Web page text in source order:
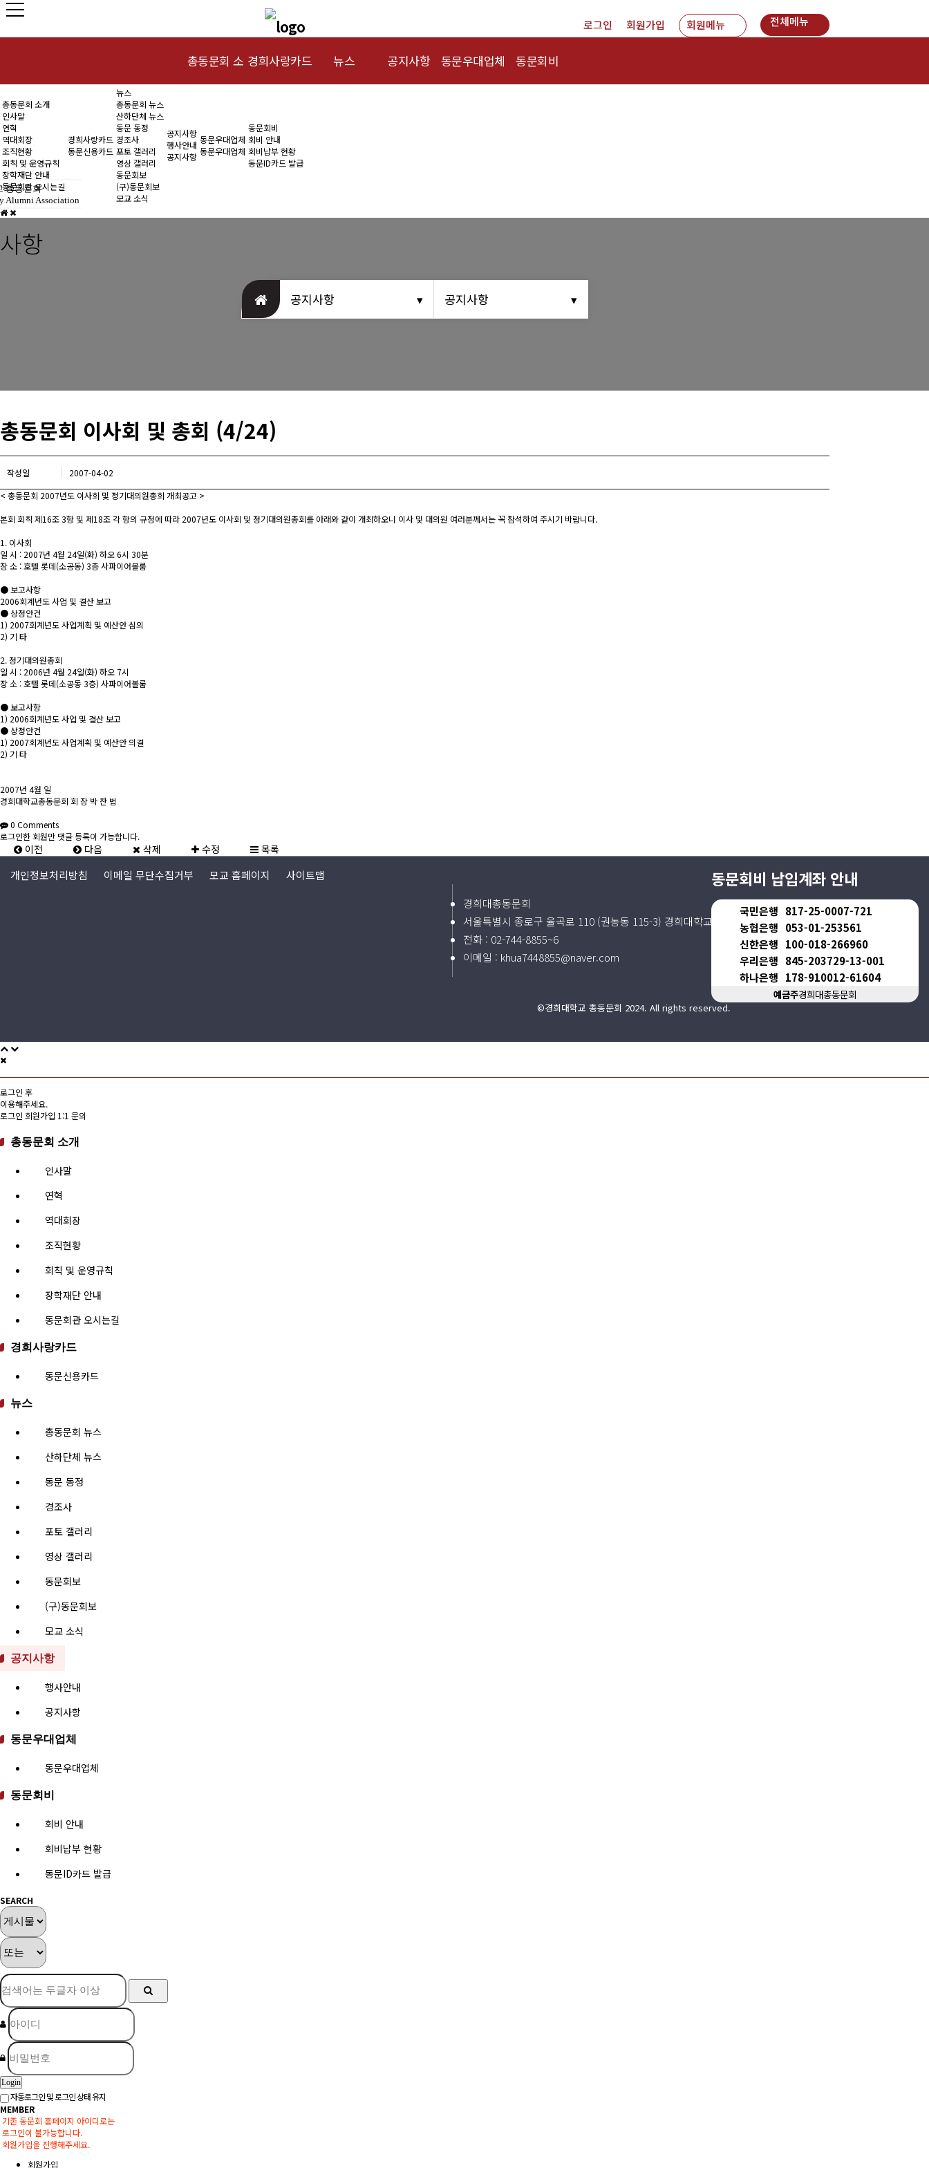
로그인 회원가입 회원메뉴 전체메뉴
총동문회 소
연혁
역대회장
회칙 및 운영규
경희사랑카드 뉴스
포토 갤러리
(구)동문회보
공지사항 동문우대업체 동문회비
총동문회 소개
인사말
연혁
역대회장
조직현황
회칙 및 운영규칙
장학재단 안내
동문회관 오시는길
경희사랑카드
동문신용카드
뉴스
총동문회 뉴스
산하단체 뉴스
동문 동정
경조사
포토 갤러리
영상 갤러리
동문회보
(구)동문회보
모교 소식
공지사항
행사안내
공지사항
동문우대업체
동문우대업체
동문회비
회비 안내
회비납부 현황
동문ID카드 발급
총동문회
Alumni Association
항
공지사항 공지사항
총동문회 이사회 및 총회 (4/24)
작성일
2007-04-02
< 총동문회 2007년도 이사회 및 정기대의원총회 개최공고 >
본회 회칙 제16조 3항 및 제18조 각 항의 규정에 따라 2007년도 이사회 및 정기대의원총회를 아래와 같이 개최하오니 이사 및 대의원 여러분께서는 꼭 참석하여 주시기 바랍니다.
1. 이사회
일 시 : 2007년 4월 24일(화) 하오 6시 30분
장 소 : 호텔 롯데(소공동) 3층 사파이어볼룸
● 보고사항
2006회계년도 사업 및 결산 보고
● 상정안건
1) 2007회계년도 사업계획 및 예산안 심의
2) 기 타
2. 정기대의원총회
일 시 : 2006년 4월 24일(화) 하오 7시
장 소 : 호텔 롯데(소공동 3층) 사파이어볼룸
● 보고사항
1) 2006회계년도 사업 및 결산 보고
● 상정안건
1) 2007회계년도 사업계획 및 예산안 의결
2) 기 타
2007년 4월 일
경희대학교총동문회 회 장 박 찬 법
0 Comments
로그인한 회원만 댓글 등록이 가능합니다.
이전 다음 삭제 수정 목록
개인정보처리방침 이메일 무단수집거부 모교 홈페이지
사이트맵
경희대총동문회
서울특별시 종로구 율곡로 110 (권농동 115-3) 경희대학교동문회관 4층
전화 : 02-744-8855~6
이메일 : khua7448855@naver.com
동문회비 납입계좌 안내
국민은행 817-25-0007-721
농협은행 053-01-253561
신한은행 100-018-266960
우리은행 845-203729-13-001
하나은행 178-910012-61604
예금주경희대총동문회
©경희대학교 총동문회 2024. All rights reserved.
로그인 후
이용해주세요.
로그인 회원가입 1:1 문의
총동문회 소개
인사말
연혁
역대회장
조직현황
회칙 및 운영규칙
장학재단 안내
동문회관 오시는길
경희사랑카드
동문신용카드
뉴스
총동문회 뉴스
산하단체 뉴스
동문 동정
경조사
포토 갤러리
영상 갤러리
동문회보
(구)동문회보
모교 소식
공지사항
행사안내
공지사항
동문우대업체
동문우대업체
동문회비
회비 안내
회비납부 현황
동문ID카드 발급
SEARCH
Login
자동로그인 및 로그인 상태 유지
MEMBER
기존 동문회 홈페이지 아이디로는
로그인이 불가능합니다.
회원가입을 진행해주세요.
회원가입